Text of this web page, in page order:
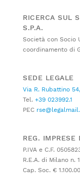
RICERCA SUL
S.P.A.
Società con Socio
coordinamento di
SEDE LEGALE
Via R. Rubattino
Tel. +39 023992.1
PEC
REG. IMPRESE
P.IVA e C.F.
R.E.A. di Milano n.
Cap. Soc. €